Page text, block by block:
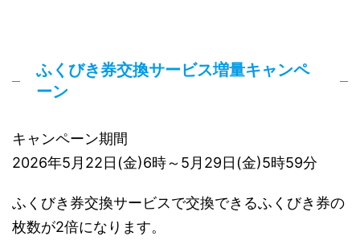
ふくびき券交換サービス増量キャンペ
ーン
キャンペーン期間
2026年5月22日(金)6時～5月29日(金)5時59分
ふくびき券交換サービスで交換できるふくびき券の
枚数が2倍になります。